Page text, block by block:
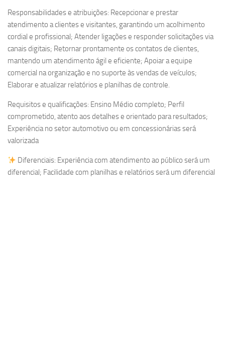
Responsabilidades e atribuições: Recepcionar e prestar
atendimento a clientes e visitantes, garantindo um acolhimento
cordial e profissional; Atender ligações e responder solicitações via
canais digitais; Retornar prontamente os contatos de clientes,
mantendo um atendimento ágil e eficiente; Apoiar a equipe
comercial na organização e no suporte às vendas de veículos;
Elaborar e atualizar relatórios e planilhas de controle.
Requisitos e qualificações: Ensino Médio completo; Perfil
comprometido, atento aos detalhes e orientado para resultados;
Experiência no setor automotivo ou em concessionárias será
valorizada
Diferenciais: Experiência com atendimento ao público será um
diferencial; Facilidade com planilhas e relatórios será um diferencial